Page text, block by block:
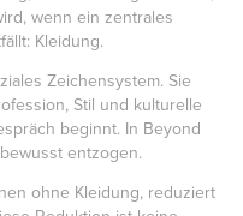
wenn ein zentrales
Kleidung.
Zeichensystem. Sie
Stil und kulturelle
beginnt. In Beyond
entzogen.
ohne Kleidung, reduziert